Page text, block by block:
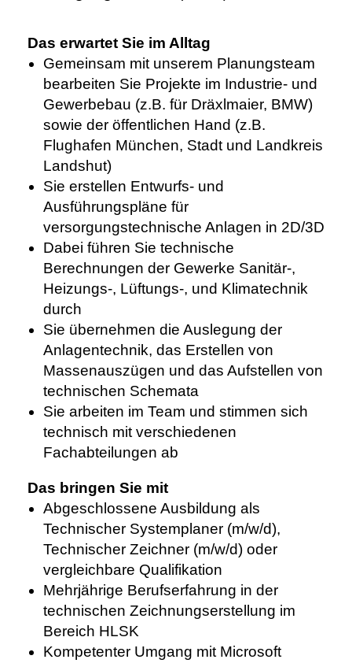
Das erwartet Sie im Alltag
Gemeinsam mit unserem Planungsteam
bearbeiten Sie Projekte im Industrie- und
Gewerbebau (z.B. für Dräxlmaier, BMW)
sowie der öffentlichen Hand (z.B.
Flughafen München, Stadt und Landkreis
Landshut)
Sie erstellen Entwurfs- und
Ausführungspläne für
versorgungstechnische Anlagen in 2D/3D
Dabei führen Sie technische
Berechnungen der Gewerke Sanitär-,
Heizungs-, Lüftungs-, und Klimatechnik
durch
Sie übernehmen die Auslegung der
Anlagentechnik, das Erstellen von
Massenauszügen und das Aufstellen von
technischen Schemata
Sie arbeiten im Team und stimmen sich
technisch mit verschiedenen
Fachabteilungen ab
Das bringen Sie mit
Abgeschlossene Ausbildung als
Technischer Systemplaner (m/w/d),
Technischer Zeichner (m/w/d) oder
vergleichbare Qualifikation
Mehrjährige Berufserfahrung in der
technischen Zeichnungserstellung im
Bereich HLSK
Kompetenter Umgang mit Microsoft